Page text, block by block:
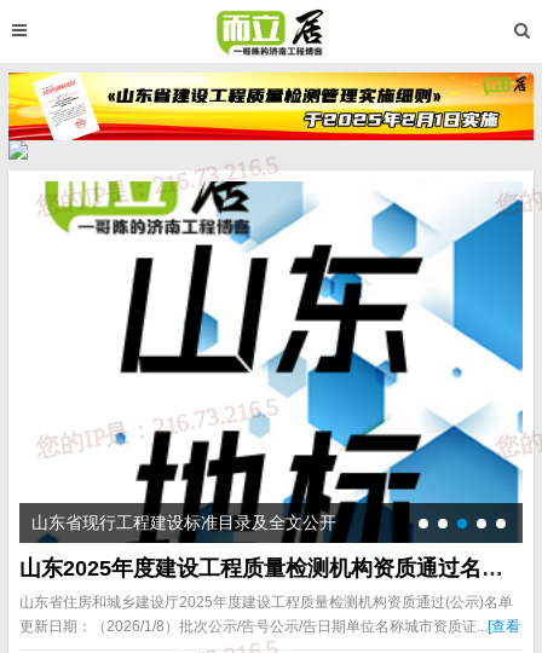
程建设标准目录及全文公开 123导航
山东2025年度建设工程质量检测机构资质通过名单（汇总1~31批，含公示）
山东省住房和城乡建设厅2025年度建设工程质量检测机构资质通过(公示)名单
更新日期：（2026/1/8）批次公示/告号公示/告日期单位名称城市资质证...[查看